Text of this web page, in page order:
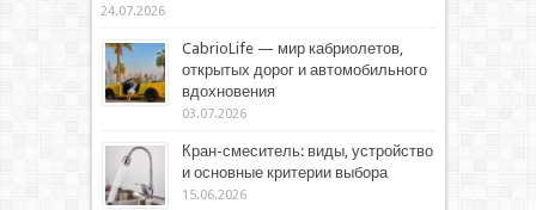
24.07.2026
CabrioLife — мир кабриолетов,
открытых дорог и автомобильного
вдохновения
03.07.2026
Кран-смеситель: виды, устройство
и основные критерии выбора
15.06.2026